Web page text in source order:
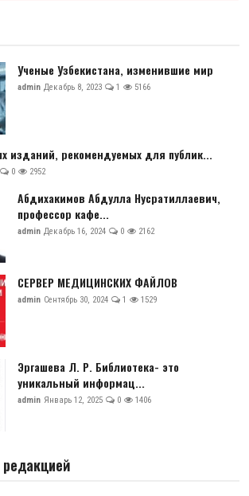
Ученые Узбекистана, изменившие мир
admin Декабрь 8, 2023 1 5166
изданий, рекомендуемых для публик...
0 2952
Абдихакимов Абдулла Нусратиллаевич,
профессор кафе...
admin Декабрь 16, 2024 0 2162
СЕРВЕР МЕДИЦИНСКИХ ФАЙЛОВ
admin Сентябрь 30, 2024 1 1529
Эргашева Л. Р. Библиотека- это
уникальный информац...
admin Январь 12, 2025 0 1406